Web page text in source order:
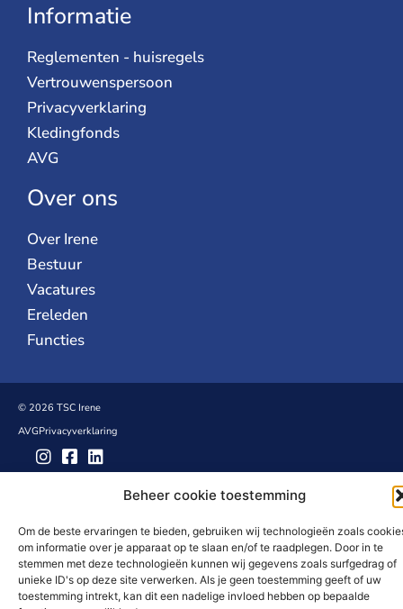
Beheer cookie toestemming
Om de beste ervaringen te bieden, gebruiken wij technologieën zoals
om informatie over je apparaat op te slaan en/of te raadplegen. Door in te
stemmen met deze technologieën kunnen wij gegevens zoals surfgedrag of
unieke ID's op deze site verwerken. Als je geen toestemming geeft of uw
toestemming intrekt, kan dit een nadelige invloed hebben op bepaalde
Informatie
Reglementen - huisregels
Vertrouwenspersoon
Privacyverklaring
Kledingfonds
AVG
Over ons
Over Irene
Bestuur
Vacatures
Ereleden
Functies
© 2026 TSC Irene
AVGPrivacyverklaring